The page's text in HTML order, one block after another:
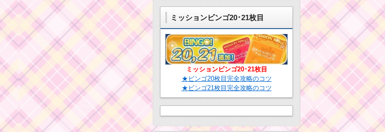
ミッションビンゴ20･21枚目
ミッションビンゴ20･21枚目
★ビンゴ20枚目完全攻略のコツ
★ビンゴ21枚目完全攻略のコツ